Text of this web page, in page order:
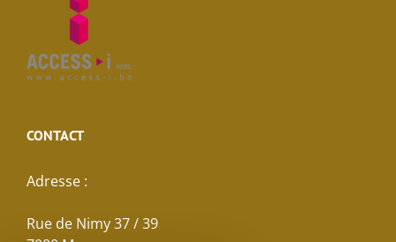
CONTACT
Adresse :
Rue de Nimy 37 / 39